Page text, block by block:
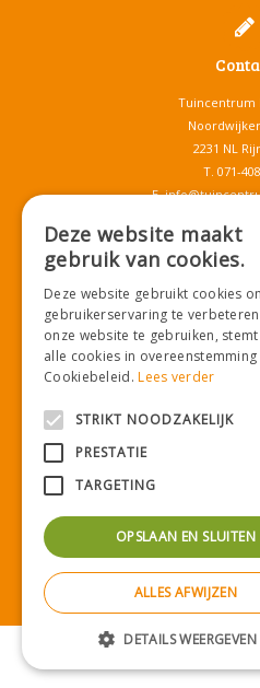
Tuincentrum
2231 NL
T. 071-
E.
Download
Privacy
Privacy
Green Solutions|
Deze website maakt
gebruik van cookies.
Deze website gebruikt cookies
gebruikerservaring te
onze website te gebruiken,
alle cookies in
Cookiebeleid.Lees verder
STRIKT NOODZAKELIJK
PRESTATIE
TARGETING
OPSLAAN EN SLUITEN
ALLES AFWIJZEN
DETAILS WEERGEVEN